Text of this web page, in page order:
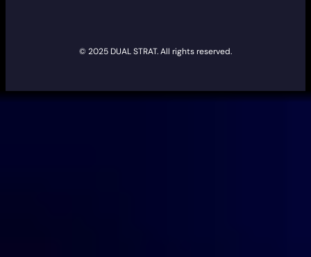
© 2025 DUAL STRAT. All rights reserved.